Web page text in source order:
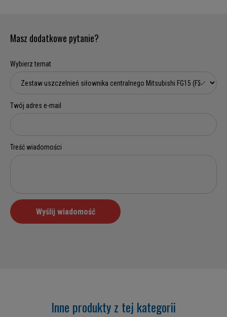
Masz dodatkowe pytanie?
Inne produkty z tej kategorii